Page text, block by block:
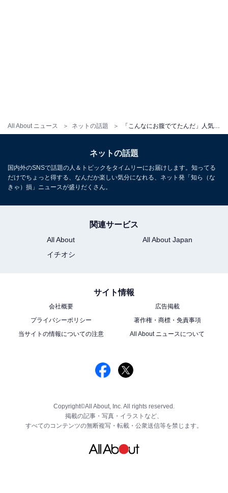
All About ニュース ネットの話題
ネットの話題
国内外のSNSで話題の人＆トピックをタイムリーにお届けします。知ってる
だけでちょっと得する、なんだか楽しい気分になれる、ネット発「知ら（な
きゃ）損」ニュースが盛りだくさん。
関連サービス
All About
All About Japan
イチオシ
サイト情報
会社概要
広告掲載
プライバシーポリシー
著作権・商標・免責事項
当サイトの情報についての注意
All About ニュースについて
Copyright©All About, Inc. All rights reserved.
掲載の記事・写真・イラストなど、
すべてのコンテンツの無断複写・転載・公衆送信等を禁じます。